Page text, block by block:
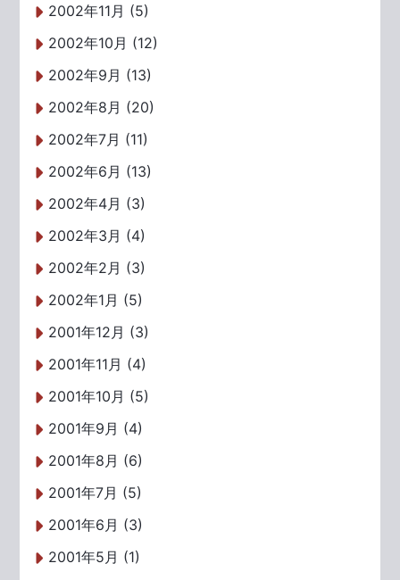
2002年11月 (5)
2002年10月 (12)
2002年9月 (13)
2002年8月 (20)
2002年7月 (11)
2002年6月 (13)
2002年4月 (3)
2002年3月 (4)
2002年2月 (3)
2002年1月 (5)
2001年12月 (3)
2001年11月 (4)
2001年10月 (5)
2001年9月 (4)
2001年8月 (6)
2001年7月 (5)
2001年6月 (3)
2001年5月 (1)